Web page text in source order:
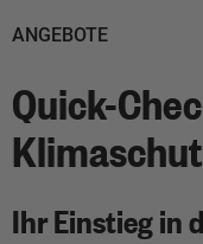
ANGEBOTE
Quick-
Ihr Einstieg in